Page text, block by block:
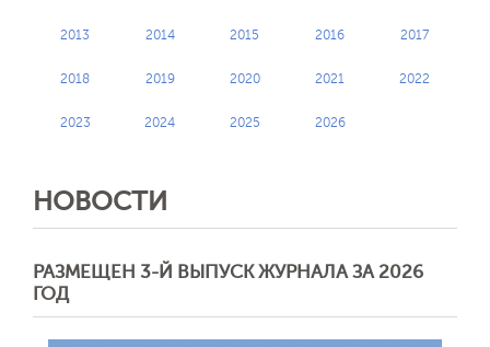
2013 2014 2015 2016 2017
2018 2019 2020 2021 2022
2023 2024 2025 2026
НОВОСТИ
РАЗМЕЩЕН 3-Й ВЫПУСК ЖУРНАЛА ЗА 2026
ГОД